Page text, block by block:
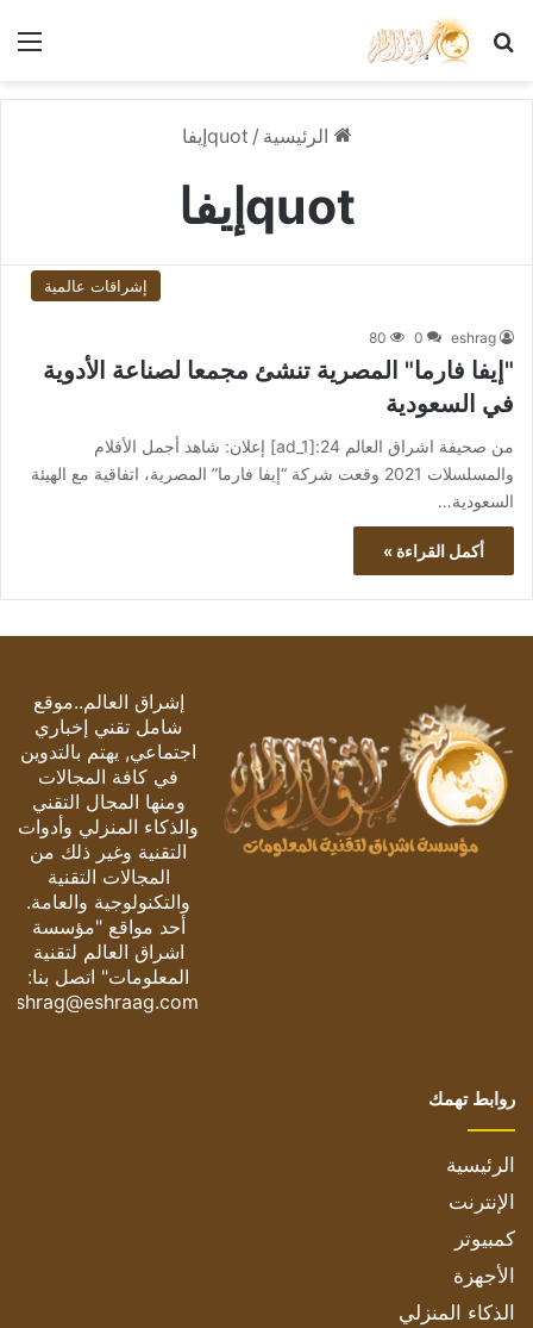
بحث عن
الرئيسية / quotإيفا
quotإيفا
إشراقات عالمية
eshrag
0
80
"إيفا فارما" المصرية تنشئ مجمعا لصناعة الأدوية
في السعودية
من صحيفة اشراق العالم 24:[ad_1] إعلان: شاهد أجمل الأفلام
والمسلسلات 2021 وقعت شركة “إيفا فارما” المصرية، اتفاقية مع الهيئة
السعودية…
أكمل القراءة »
إشراق العالم..موقع
شامل تقني إخباري
اجتماعي, يهتم بالتدوين
في كافة المجالات
ومنها المجال التقني
والذكاء المنزلي وأدوات
التقنية وغير ذلك من
المجالات التقنية
والتكنولوجية والعامة.
أحد مواقع "مؤسسة
اشراق العالم لتقنية
المعلومات" اتصل بنا:
eshrag@eshraag.com
روابط تهمك
الرئيسية
الإنترنت
كمبيوتر
الأجهزة
الذكاء المنزلي